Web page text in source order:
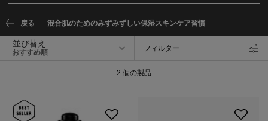
報
戻る
混合肌のためのみずみずしい保湿スキンケア習慣
並び替え フィルター
フィルターメニュー
2 個の製品